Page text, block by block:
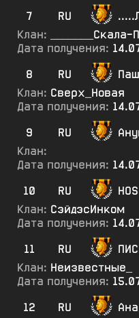
7
RU
Клан:
_______Скала-
Дата получения:
8
RU
Клан: Сверх_Новая
Дата получения:
9
RU
Клан:
Дата получения:
10
RU
Клан: СэйдэсИнком
Дата получения:
11
RU
Клан: Неизвестные_
Дата получения:
12
RU